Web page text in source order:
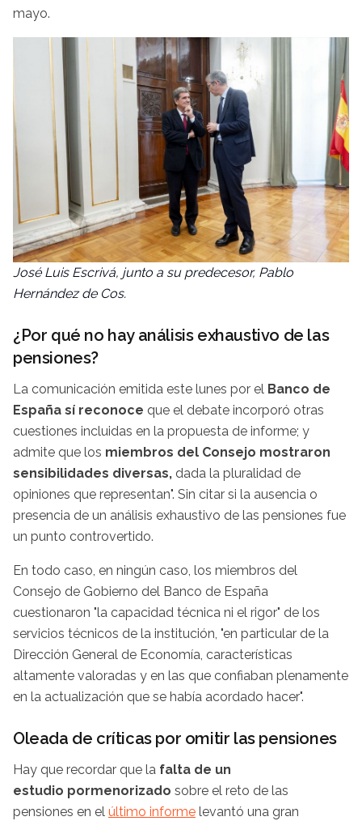
mayo.
José Luis Escrivá, junto a su predecesor, Pablo
Hernández de Cos.
¿Por qué no hay análisis exhaustivo de las
pensiones?
La comunicación emitida este lunes por el Banco de
España sí reconoce que el debate incorporó otras
cuestiones incluidas en la propuesta de informe; y
admite que los miembros del Consejo mostraron
sensibilidades diversas, dada la pluralidad de
opiniones que representan". Sin citar si la ausencia o
presencia de un análisis exhaustivo de las pensiones fue
un punto controvertido.
En todo caso, en ningún caso, los miembros del
Consejo de Gobierno del Banco de España
cuestionaron "la capacidad técnica ni el rigor" de los
servicios técnicos de la institución, "en particular de la
Dirección General de Economía, características
altamente valoradas y en las que confiaban plenamente
en la actualización que se había acordado hacer".
Oleada de críticas por omitir las pensiones
Hay que recordar que la falta de un
estudio pormenorizado sobre el reto de las
pensiones en el último informe levantó una gran